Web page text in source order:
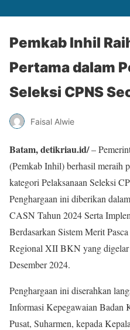
Pemkab Inhil
Pertama dalam
Seleksi CPNS
Faisal Alwie
Batam, detikriau.id/–
(Pemkab Inhil) berhasil meraih
kategori Pelaksanaan Seleksi
Penghargaan ini diberikan
CASN Tahun 2024 Serta
Berdasarkan Sistem Merit
Regional XII BKN yang
Desember 2024.
Penghargaan ini diserahkan
Informasi Kepegawaian Badan
Pusat, Suharmen, kepada